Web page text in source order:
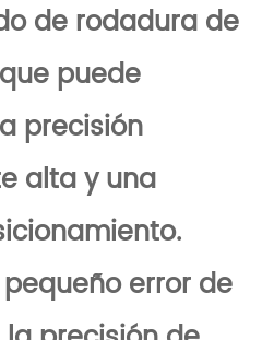
de rodadura de
puede
precisión
alta y una
error de